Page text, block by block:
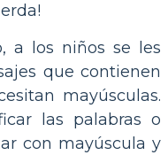
a los niños se les
que contienen
mayúsculas.
las palabras o
con mayúscula y